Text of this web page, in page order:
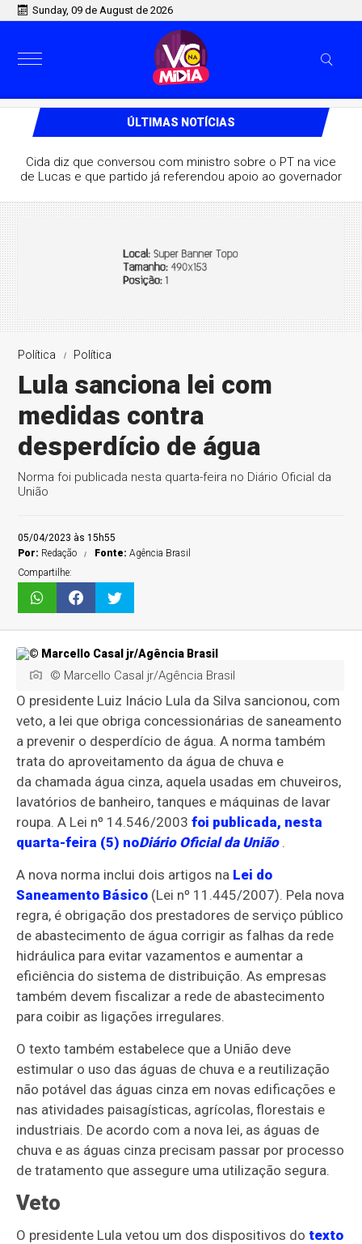
Sunday, 09 de August de 2026
ÚLTIMAS NOTÍCIAS
Cida diz que conversou com ministro sobre o PT na vice
de Lucas e que partido já referendou apoio ao governador
Política Política
Lula sanciona lei com
medidas contra
desperdício de água
Norma foi publicada nesta quarta-feira no Diário Oficial da
União
05/04/2023 às 15h55
Por: Redação Fonte:Agência Brasil
Compartilhe:
© Marcello Casal jr/Agência Brasil
O presidente Luiz Inácio Lula da Silva sancionou, com
veto, a lei que obriga concessionárias de saneamento
a prevenir o desperdício de água. A norma também
trata do aproveitamento da água de chuva e
da chamada água cinza, aquela usadas em chuveiros,
lavatórios de banheiro, tanques e máquinas de lavar
roupa. A Lei nº 14.546/2003foi publicada, nesta
quarta-feira (5) noDiário Oficial da União.
A nova norma inclui dois artigos na Lei do
Saneamento Básico (Lei nº 11.445/2007). Pela nova
regra, é obrigação dos prestadores de serviço público
de abastecimento de água corrigir as falhas da rede
hidráulica para evitar vazamentos e aumentar a
eficiência do sistema de distribuição. As empresas
também devem fiscalizar a rede de abastecimento
para coibir as ligações irregulares.
O texto também estabelece que a União deve
estimular o uso das águas de chuva e a reutilização
não potável das águas cinza em novas edificações e
nas atividades paisagísticas, agrícolas, florestais e
industriais. De acordo com a nova lei, as águas de
chuva e as águas cinza precisam passar por processo
de tratamento que assegure uma utilização segura.
Veto
O presidente Lula vetou um dos dispositivos dotexto